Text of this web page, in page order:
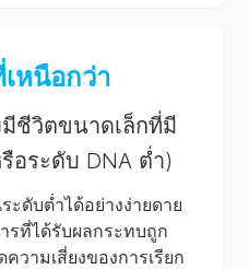
หนือกว่า
ชีวิตขนาดเล็กที่มี
อระดับ DNA ต่ำ)
ะดับต่ำได้อย่างง่ายดาย
รที่ได้รับผลกระทบถูก
วามเสี่ยงของการเรียก